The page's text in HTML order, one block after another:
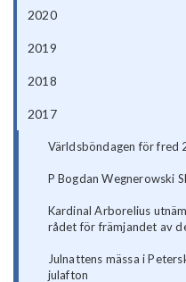
2020
2019
2018
2017
Världsböndagen för fred
P Bogdan Wegnerowski
Kardinal Arborelius
rådet för främjandet av
Julnattens mässa i
julafton